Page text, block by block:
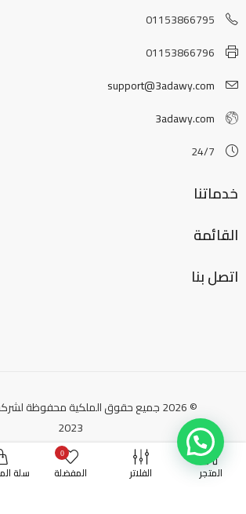
01153866795
01153866796
support@3adawy.com
3adawy.com
24/7
خدماتنا
القائمة
اتصل بنا
© 2026 جميع حقوق الملكية محفوظة لشركة
2023
المتجر الفلاتر
0
المفضلة سلة